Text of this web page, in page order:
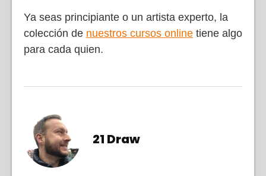
Ya seas principiante o un artista experto, la
colección de nuestros cursos online tiene algo
para cada quien.
21 Draw